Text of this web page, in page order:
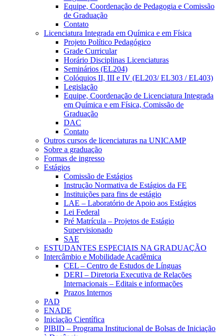
Equipe, Coordenação de Pedagogia e Comissão
de Graduação
Contato
Licenciatura Integrada em Química e em Física
Projeto Político Pedagógico
Grade Curricular
Horário Disciplinas Licenciaturas
Seminários (EL204)
Colóquios II, III e IV (EL203/ EL303 / EL403)
Legislação
Equipe, Coordenação de Licenciatura Integrada
em Química e em Física, Comissão de
Graduação
DAC
Contato
Outros cursos de licenciaturas na UNICAMP
Sobre a graduação
Formas de ingresso
Estágios
Comissão de Estágios
Instrução Normativa de Estágios da FE
Instituições para fins de estágio
LAE – Laboratório de Apoio aos Estágios
Lei Federal
Pré Matrícula – Projetos de Estágio
Supervisionado
SAE
ESTUDANTES ESPECIAIS NA GRADUAÇÃO
Intercâmbio e Mobilidade Acadêmica
CEL – Centro de Estudos de Línguas
DERI – Diretoria Executiva de Relações
Internacionais – Editais e informações
Prazos Internos
PAD
ENADE
Iniciação Científica
PIBID – Programa Institucional de Bolsas de Iniciação